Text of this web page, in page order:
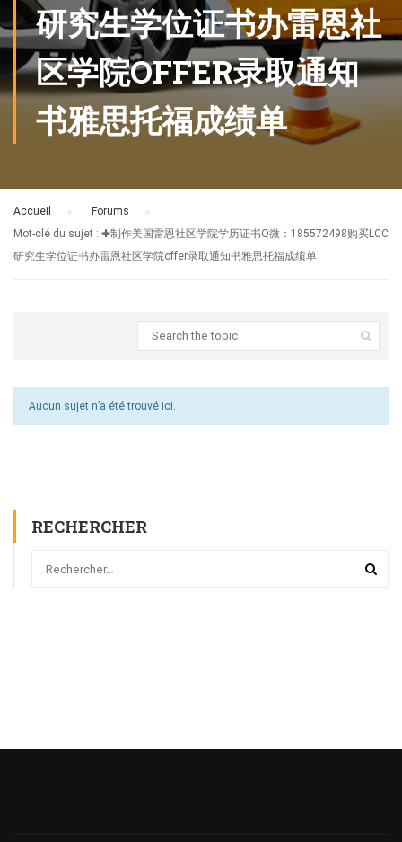
研究生学位证书办雷恩社
区学院OFFER录取通知
书雅思托福成绩单
Accueil Forums
Mot-clé du sujet : ✚制作美国雷恩社区学院学历证书Q微：185572498购买LCC
研究生学位证书办雷恩社区学院offer录取通知书雅思托福成绩单
Aucun sujet n’a été trouvé ici.
RECHERCHER